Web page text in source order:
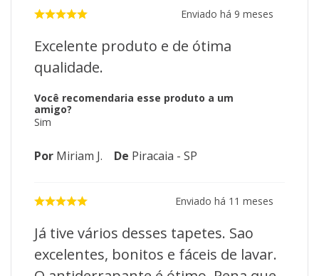
Enviado há 9 meses
Excelente produto e de ótima
qualidade.
Você recomendaria esse produto a um
amigo?
Sim
Por Miriam J. De Piracaia - SP
Enviado há 11 meses
Já tive vários desses tapetes. Sao
excelentes, bonitos e fáceis de lavar.